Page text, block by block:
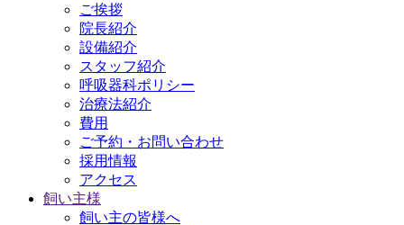
ご挨拶
院長紹介
設備紹介
スタッフ紹介
呼吸器科ポリシー
治療法紹介
費用
ご予約・お問い合わせ
採用情報
アクセス
飼い主様
飼い主の皆様へ